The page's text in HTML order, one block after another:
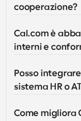
cooperazione?
Cal.com è
interni e
Posso
sistema HR o
Come migliora